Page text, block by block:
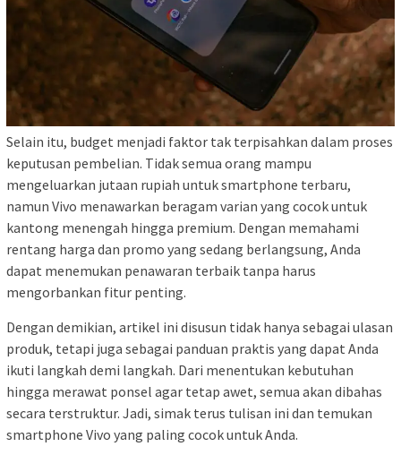
Selain itu, budget menjadi faktor tak terpisahkan dalam proses
keputusan pembelian. Tidak semua orang mampu
mengeluarkan jutaan rupiah untuk smartphone terbaru,
namun Vivo menawarkan beragam varian yang cocok untuk
kantong menengah hingga premium. Dengan memahami
rentang harga dan promo yang sedang berlangsung, Anda
dapat menemukan penawaran terbaik tanpa harus
mengorbankan fitur penting.
Dengan demikian, artikel ini disusun tidak hanya sebagai ulasan
produk, tetapi juga sebagai panduan praktis yang dapat Anda
ikuti langkah demi langkah. Dari menentukan kebutuhan
hingga merawat ponsel agar tetap awet, semua akan dibahas
secara terstruktur. Jadi, simak terus tulisan ini dan temukan
smartphone Vivo yang paling cocok untuk Anda.